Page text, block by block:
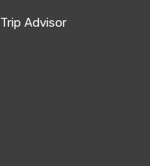
Trip Advisor